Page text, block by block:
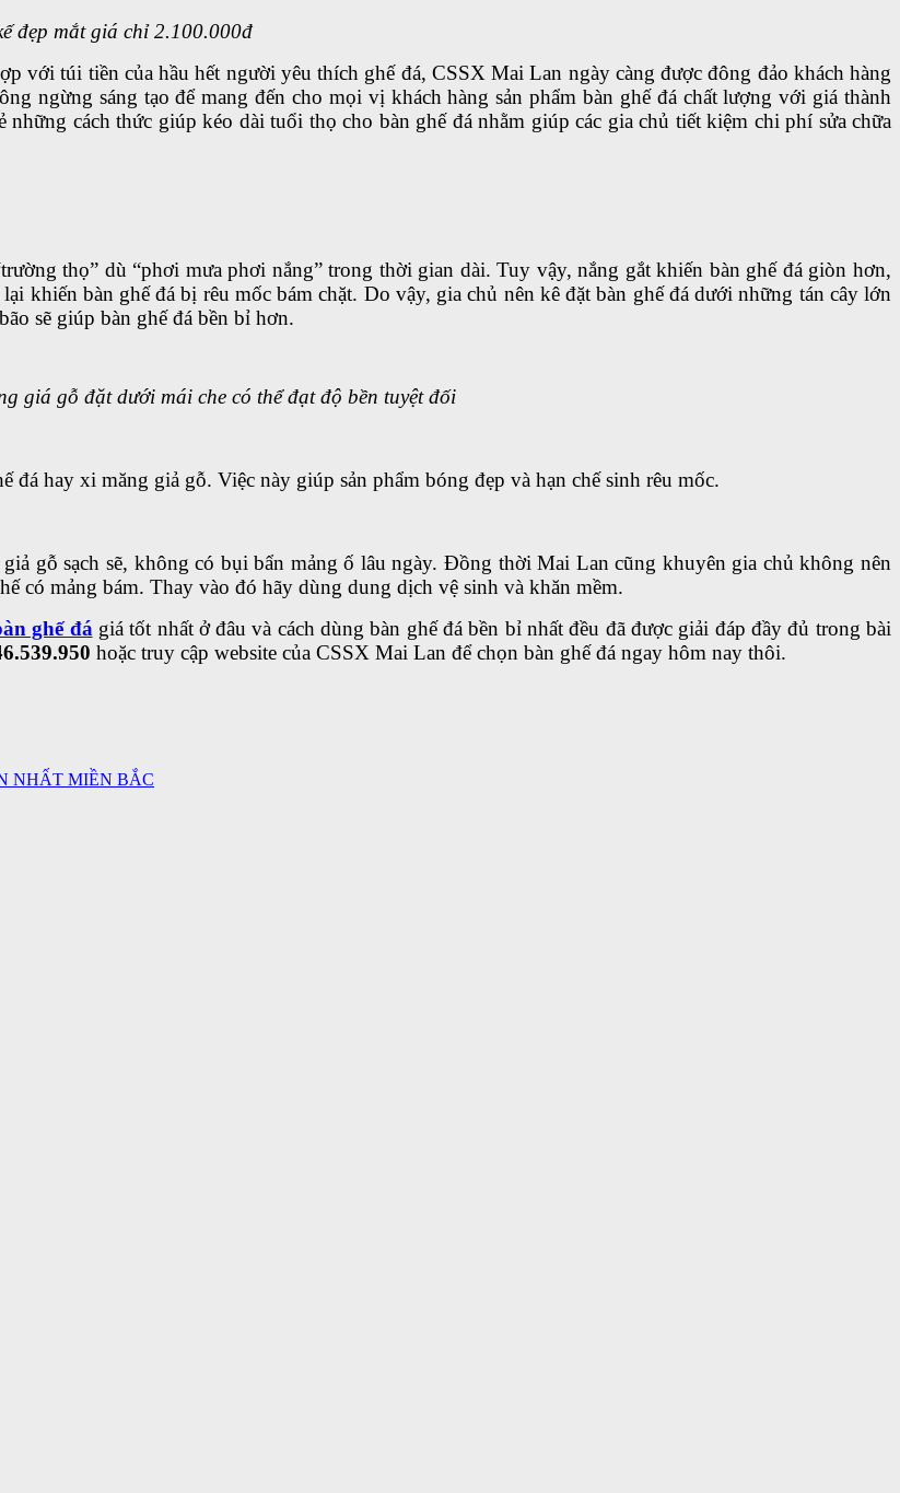
đẹp mắt giá chỉ 2.100.000đ
với túi tiền của hầu hết người yêu thích ghế đá, CSSX Mai Lan ngày càng được đông đảo khách hàng
ngừng sáng tạo để mang đến cho mọi vị khách hàng sản phẩm bàn ghế đá chất lượng với giá thành
cách thức giúp kéo dài tuổi thọ cho bàn ghế đá nhằm giúp các gia chủ tiết kiệm chi phí sửa chữa
thọ” dù “phơi mưa phơi nắng” trong thời gian dài. Tuy vậy, nắng gắt khiến bàn ghế đá giòn hơn,
khiến bàn ghế đá bị rêu mốc bám chặt. Do vậy, gia chủ nên kê đặt bàn ghế đá dưới những tán cây lớn
sẽ giúp bàn ghế đá bền bỉ hơn.
giá gỗ đặt dưới mái che có thể đạt độ bền tuyệt đối
hay xi măng giả gỗ. Việc này giúp sản phẩm bóng đẹp và hạn chế sinh rêu mốc.
gỗ sạch sẽ, không có bụi bẩn mảng ố lâu ngày. Đồng thời Mai Lan cũng khuyên gia chủ không nên
có mảng bám. Thay vào đó hãy dùng dung dịch vệ sinh và khăn mềm.
ghế đágiá tốt nhất ở đâu và cách dùng bàn ghế đá bền bỉ nhất đều đã được giải đáp đầy đủ trong bài
hoặc truy cập website của CSSX Mai Lan để chọn bàn ghế đá ngay hôm nay thôi.
NHẤT MIỀN BẮC